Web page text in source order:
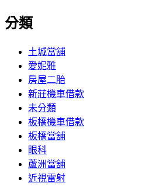
分類
土城當舖
愛妮雅
房屋二胎
新莊機車借款
未分類
板橋機車借款
板橋當舖
眼科
蘆洲當舖
近視雷射